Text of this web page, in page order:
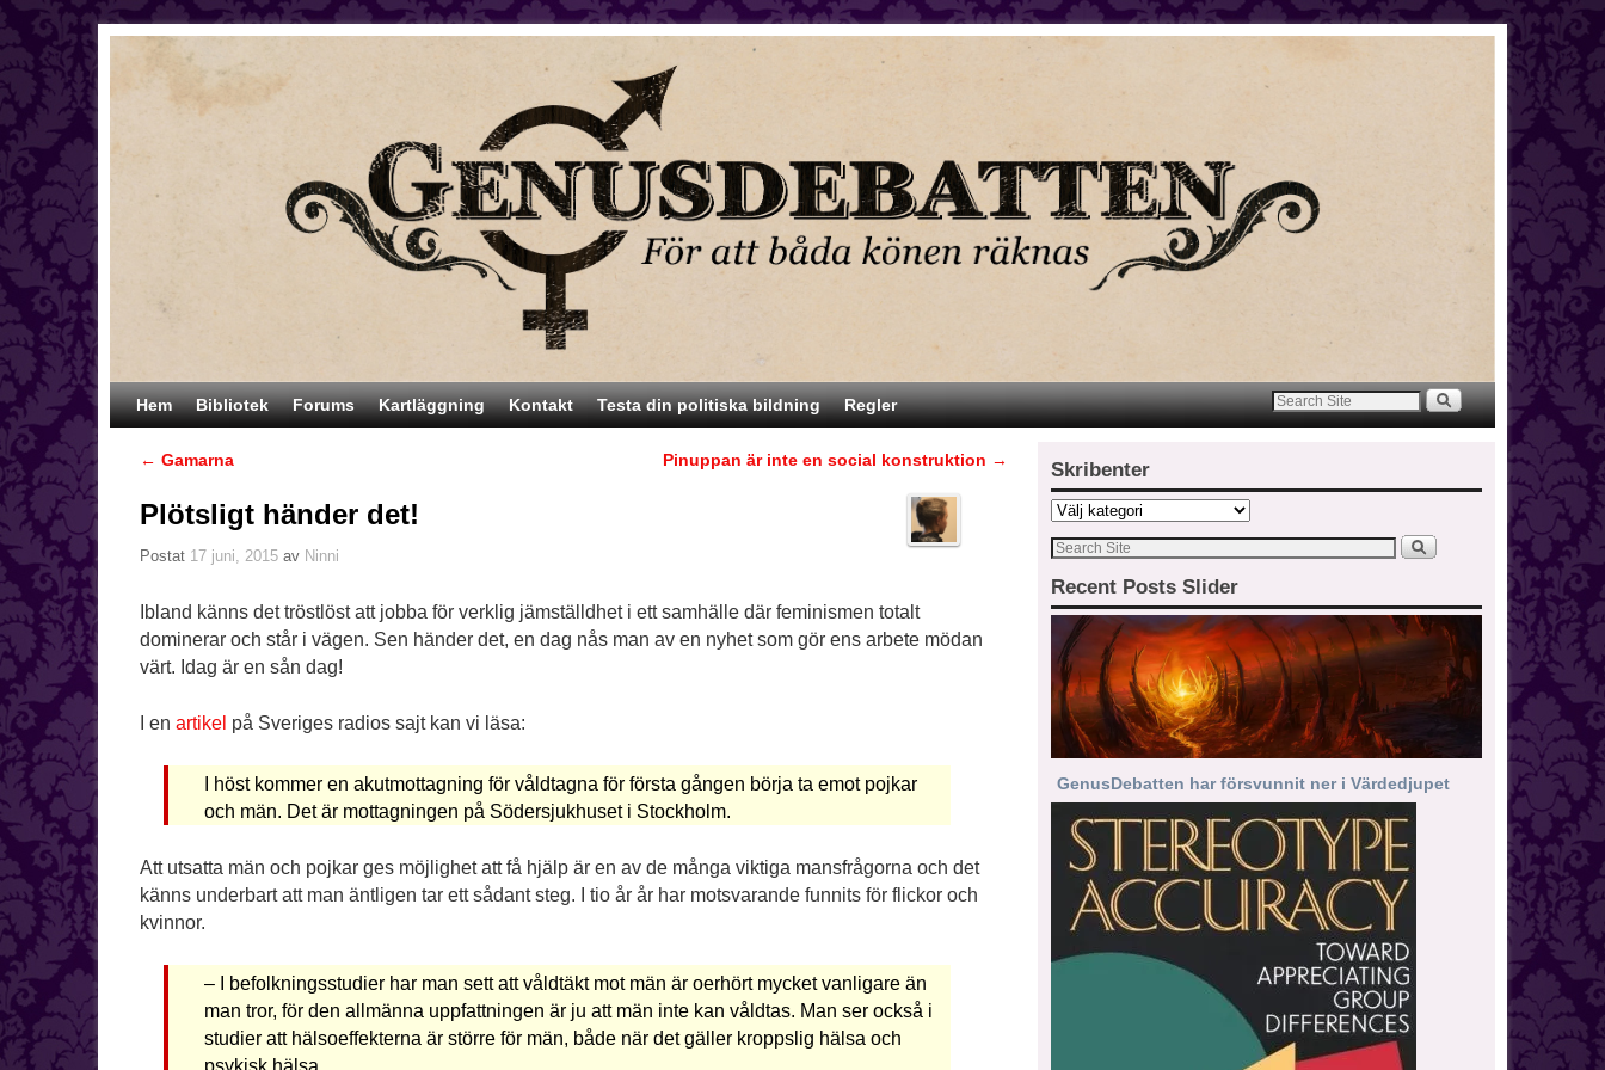
Hoppa till huvudinnehåll
Hoppa till sekundärt innehåll
Hem Bibliotek Forums Kartläggning Kontakt Testa din politiska bildning Regler
Inläggsnavigering
← Gamarna Pinuppan är inte en social konstruktion →
Plötsligt händer det!
Postat 17 juni, 2015 av Ninni
Ibland känns det tröstlöst att jobba för verklig jämställdhet i ett samhälle där feminismen totalt
dominerar och står i vägen. Sen händer det, en dag nås man av en nyhet som gör ens arbete mödan
värt. Idag är en sån dag!
I en artikel på Sveriges radios sajt kan vi läsa:
I höst kommer en akutmottagning för våldtagna för första gången börja ta emot pojkar
och män. Det är mottagningen på Södersjukhuset i Stockholm.
Att utsatta män och pojkar ges möjlighet att få hjälp är en av de många viktiga mansfrågorna och det
känns underbart att man äntligen tar ett sådant steg. I tio år år har motsvarande funnits för flickor och
kvinnor.
– I befolkningsstudier har man sett att våldtäkt mot män är oerhört mycket vanligare än
man tror, för den allmänna uppfattningen är ju att män inte kan våldtas. Man ser också i
studier att hälsoeffekterna är större för män, både när det gäller kroppslig hälsa och
psykisk hälsa.
Skribenter
Recent Posts Slider
GenusDebatten har försvunnit ner i Värdedjupet